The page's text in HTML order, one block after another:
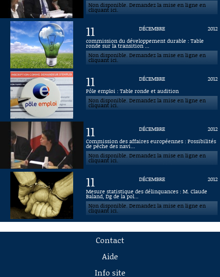
Non disponible. Demandez la mise en ligne en
cliquant ici.
11 DÉCEMBRE
2012
commission du développement durable : Table
ronde sur la transition ...
Non disponible. Demandez la mise en ligne en
cliquant ici.
11 DÉCEMBRE
2012
Pôle emploi : Table ronde et audition
Non disponible. Demandez la mise en ligne en
cliquant ici.
11 DÉCEMBRE
2012
Commission des affaires européennes : Possibilités
de pêche des navi...
Non disponible. Demandez la mise en ligne en
cliquant ici.
11 DÉCEMBRE
2012
Mesure statistique des délinquances : M. Claude
Baland, Dg de la pol...
Non disponible. Demandez la mise en ligne en
cliquant ici.
Contact
Aide
Info site